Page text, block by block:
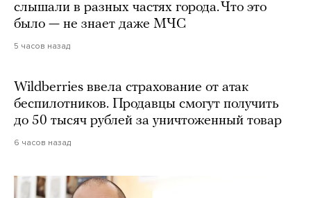
слышали в разных частях города. Что это
было — не знает даже МЧС
5 часов назад
Wildberries ввела страхование от атак
беспилотников. Продавцы смогут получить
до 50 тысяч рублей за уничтоженный товар
6 часов назад